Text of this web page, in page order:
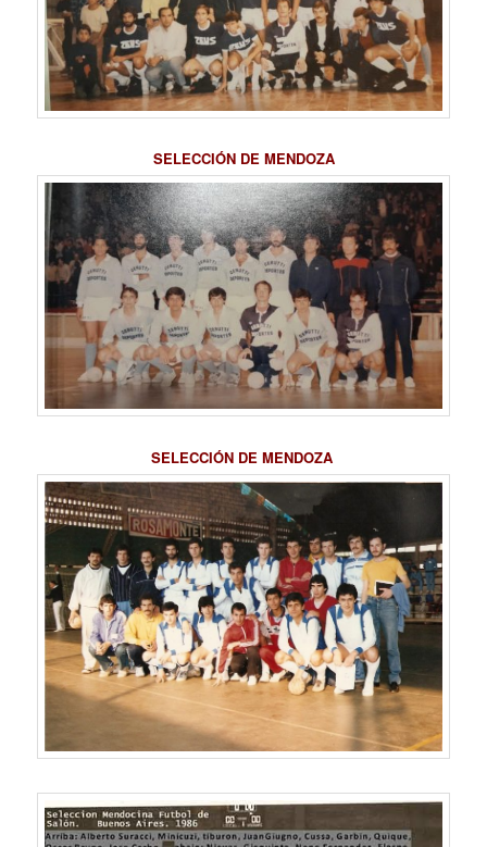
SELECCIÓN DE MENDOZA
SELECCIÓN DE MENDOZA